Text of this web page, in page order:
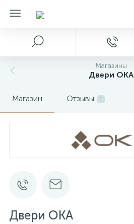
Магазины
Двери ОКА
Магазин Отзывы 1
Двери ОКА